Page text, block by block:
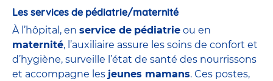
Les services de pédiatrie/maternité
À l’hôpital, en service de pédiatrie ou en
maternité, l’auxiliaire assure les soins de confort et
d’hygiène, surveille l’état de santé des nourrissons
et accompagne les jeunes mamans. Ces postes,